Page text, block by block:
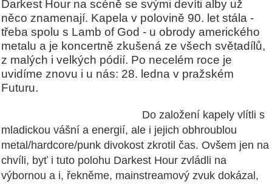
Darkest Hour na scéně se svými devíti alby už
něco znamenají. Kapela v polovině 90. let stála -
třeba spolu s Lamb of God - u obrody amerického
metalu a je koncertně zkušená ze všech světadílů,
z malých i velkých pódií. Po necelém roce je
uvidíme znovu i u nás: 28. ledna v pražském
Futuru.
Do založení kapely vlítli s
mladickou vášní a energií, ale i jejich obhroublou
metal/hardcore/punk divokost zkrotil čas. Ovšem jen na
chvíli, byť i tuto polohu Darkest Hour zvládli na
výbornou a i, řekněme, mainstreamový zvuk dokázal,